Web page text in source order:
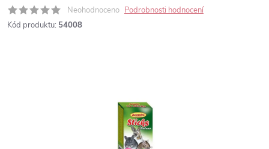
Neohodnoceno Podrobnosti hodnocení
Kód produktu: 54008